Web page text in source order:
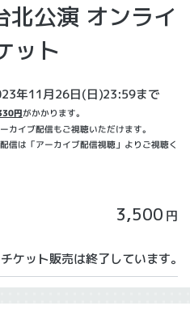
公演 オンライ
ット
年11月26日(日)23:59まで
円がかかります。
イブ配信もご視聴いただけます。
信は「アーカイブ配信視聴」よりご視聴く
3,500 円
チケット販売は終了しています。